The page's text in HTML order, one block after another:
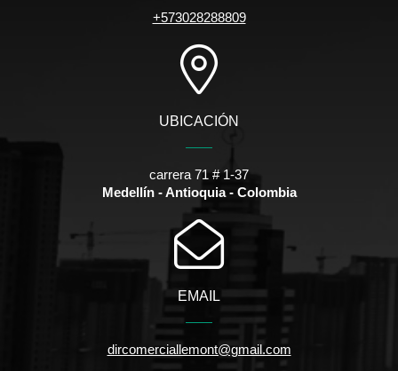
+573028288809
UBICACIÓN
carrera 71 # 1-37
Medellín - Antioquia - Colombia
EMAIL
dircomerciallemont@gmail.com